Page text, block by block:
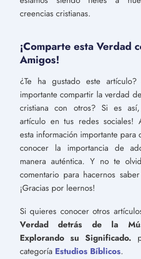
creencias cristianas.
¡Comparte esta Verdad
Amigos!
¿Te ha gustado este
importante compartir la verdad
cristiana con otros? Si es así,
artículo en tus redes sociales!
esta información importante para
conocer la importancia de
manera auténtica. Y no te
comentario para hacernos
¡Gracias por leernos!
Si quieres conocer otros
Verdad detrás de la
Explorando su Significado.
categoría Estudios Bíblicos.